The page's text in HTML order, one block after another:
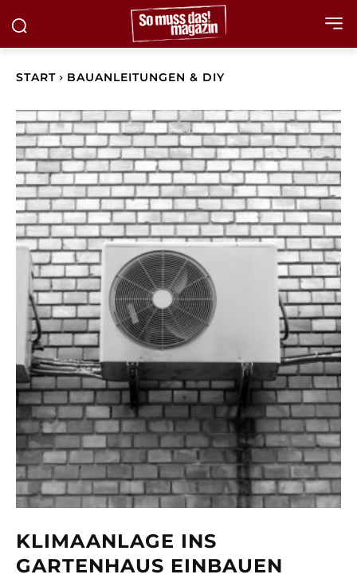
START BAUANLEITUNGEN & DIY
KLIMAANLAGE INS
GARTENHAUS EINBAUEN